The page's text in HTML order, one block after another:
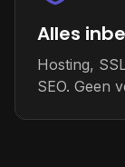
Alles
Hosting,
SEO. Geen